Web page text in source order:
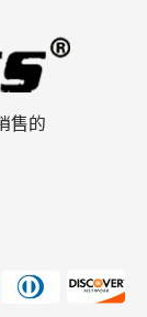
售的